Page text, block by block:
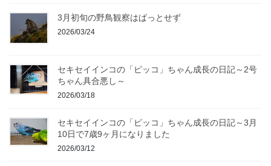
3月初旬の野鳥観察はぱっとせず
2026/03/24
セキセイインコの「ピッコ」ちゃん成長の日記～2号
ちゃん具合悪し～
2026/03/18
セキセイインコの「ピッコ」ちゃん成長の日記～3月
10日で7歳9ヶ月になりました
2026/03/12